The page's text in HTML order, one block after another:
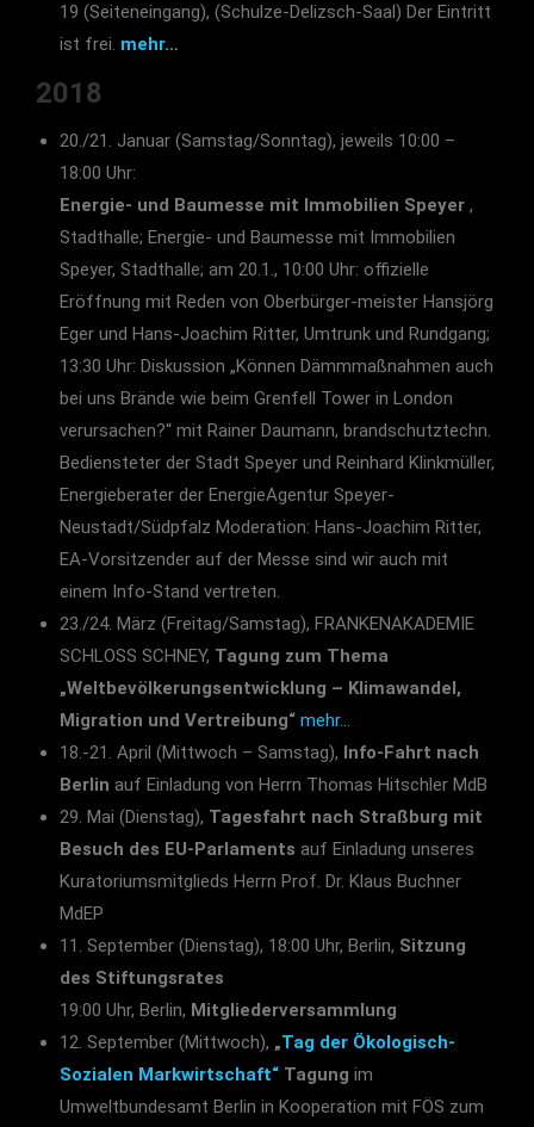
19 (Seiteneingang), (Schulze-Delizsch-Saal) Der Eintritt
ist frei. mehr…
2018
20./21. Januar (Samstag/Sonntag), jeweils 10:00 –
18:00 Uhr:
Energie- und Baumesse mit Immobilien Speyer ,
Stadthalle; Energie- und Baumesse mit Immobilien
Speyer, Stadthalle; am 20.1., 10:00 Uhr: offizielle
Eröffnung mit Reden von Oberbürger-meister Hansjörg
Eger und Hans-Joachim Ritter, Umtrunk und Rundgang;
13:30 Uhr: Diskussion „Können Dämmmaßnahmen auch
bei uns Brände wie beim Grenfell Tower in London
verursachen?“ mit Rainer Daumann, brandschutztechn.
Bediensteter der Stadt Speyer und Reinhard Klinkmüller,
Energieberater der EnergieAgentur Speyer-
Neustadt/Südpfalz Moderation: Hans-Joachim Ritter,
EA-Vorsitzender auf der Messe sind wir auch mit
einem Info-Stand vertreten.
23./24. März (Freitag/Samstag), FRANKENAKADEMIE
SCHLOSS SCHNEY, Tagung zum Thema
„Weltbevölkerungsentwicklung – Klimawandel,
Migration und Vertreibung“ mehr…
18.-21. April (Mittwoch – Samstag), Info-Fahrt nach
Berlin auf Einladung von Herrn Thomas Hitschler MdB
29. Mai (Dienstag), Tagesfahrt nach Straßburg mit
Besuch des EU-Parlaments auf Einladung unseres
Kuratoriumsmitglieds Herrn Prof. Dr. Klaus Buchner
MdEP
11. September (Dienstag), 18:00 Uhr, Berlin, Sitzung
des Stiftungsrates
19:00 Uhr, Berlin, Mitgliederversammlung
12. September (Mittwoch), „Tag der Ökologisch-
Sozialen Markwirtschaft“ Tagung im
Umweltbundesamt Berlin in Kooperation mit FÖS zum